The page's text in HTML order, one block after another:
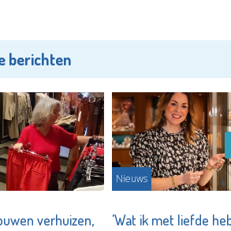
berichten
verhuizen,
Nieuws
'Wat ik met liefde